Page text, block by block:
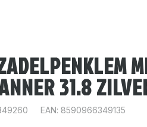
31.8
EAN: 8590966349135